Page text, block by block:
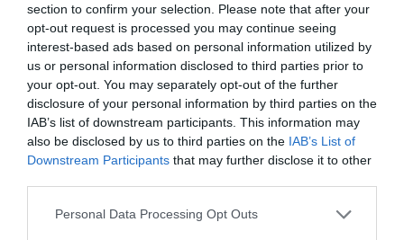
section to confirm your selection. Please note that after your
opt-out request is processed you may continue seeing
interest-based ads based on personal information utilized by
us or personal information disclosed to third parties prior to
your opt-out. You may separately opt-out of the further
disclosure of your personal information by third parties on the
IAB’s list of downstream participants. This information may
also be disclosed by us to third parties on the IAB’s List of
Downstream Participants that may further disclose it to other
Personal Data Processing Opt Outs